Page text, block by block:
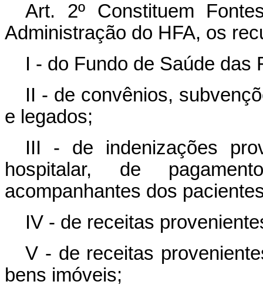
Art. 2º Constituem
Administração do HFA, os
I - do Fundo de Saúde das
II - de convênios,
e legados;
III - de indenizações
hospitalar, de
acompanhantes dos
IV - de receitas
V - de receitas
bens imóveis;